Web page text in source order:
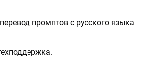
промптов с русского языка